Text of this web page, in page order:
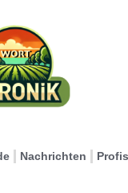
Nachrichten Profis